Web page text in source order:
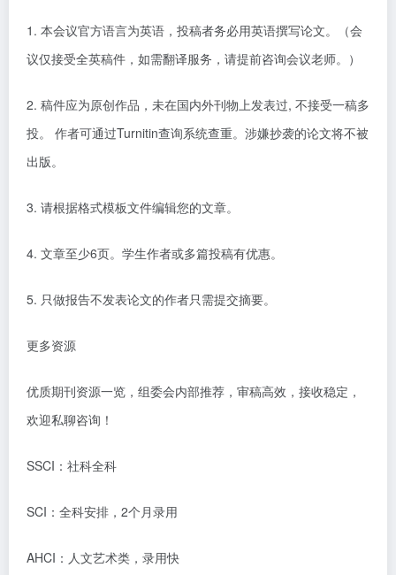
1. 本会议官方语言为英语，投稿者务必用英语撰写论文。（会
议仅接受全英稿件，如需翻译服务，请提前咨询会议老师。）
2. 稿件应为原创作品，未在国内外刊物上发表过, 不接受一稿多
投。 作者可通过Turnitin查询系统查重。涉嫌抄袭的论文将不被
出版。
3. 请根据格式模板文件编辑您的文章。
4. 文章至少6页。学生作者或多篇投稿有优惠。
5. 只做报告不发表论文的作者只需提交摘要。
更多资源
优质期刊资源一览，组委会内部推荐，审稿高效，接收稳定，
欢迎私聊咨询！
SSCI：社科全科
SCI：全科安排，2个月录用
AHCI：人文艺术类，录用快